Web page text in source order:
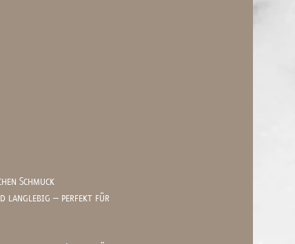
Schmuck
langlebig – perfekt für